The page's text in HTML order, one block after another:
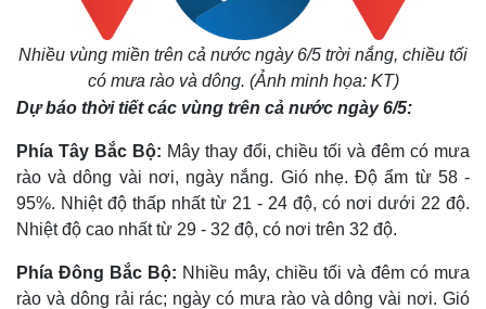
Nhiều vùng miền trên cả nước ngày 6/5 trời nắng, chiều tối
có mưa rào và dông. (Ảnh minh họa: KT)
Dự báo thời tiết các vùng trên cả nước ngày 6/5:
Phía Tây Bắc Bộ: Mây thay đổi, chiều tối và đêm có mưa
rào và dông vài nơi, ngày nắng. Gió nhẹ. Độ ẩm từ 58 -
95%. Nhiệt độ thấp nhất từ 21 - 24 độ, có nơi dưới 22 độ.
Nhiệt độ cao nhất từ 29 - 32 độ, có nơi trên 32 độ.
Phía Đông Bắc Bộ: Nhiều mây, chiều tối và đêm có mưa
rào và dông rải rác; ngày có mưa rào và dông vài nơi. Gió